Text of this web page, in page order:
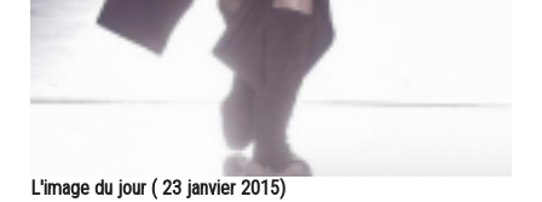
L'image du jour ( 23 janvier 2015)